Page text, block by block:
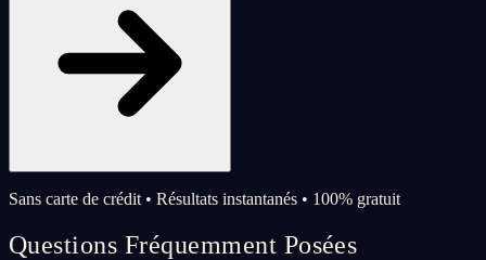
Sans carte de crédit • Résultats instantanés • 100% gratuit
Questions Fréquemment Posées